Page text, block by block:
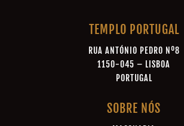
TEMPLO PORTUGAL
RUA ANTÓNIO PEDRO Nº8
1150-045 – LISBOA
PORTUGAL
SOBRE NÓS